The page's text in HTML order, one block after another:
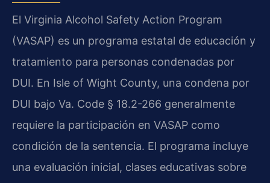
El Virginia Alcohol Safety Action Program
(VASAP) es un programa estatal de educación y
tratamiento para personas condenadas por
DUI. En Isle of Wight County, una condena por
DUI bajo Va. Code § 18.2-266 generalmente
requiere la participación en VASAP como
condición de la sentencia. El programa incluye
una evaluación inicial, clases educativas sobre